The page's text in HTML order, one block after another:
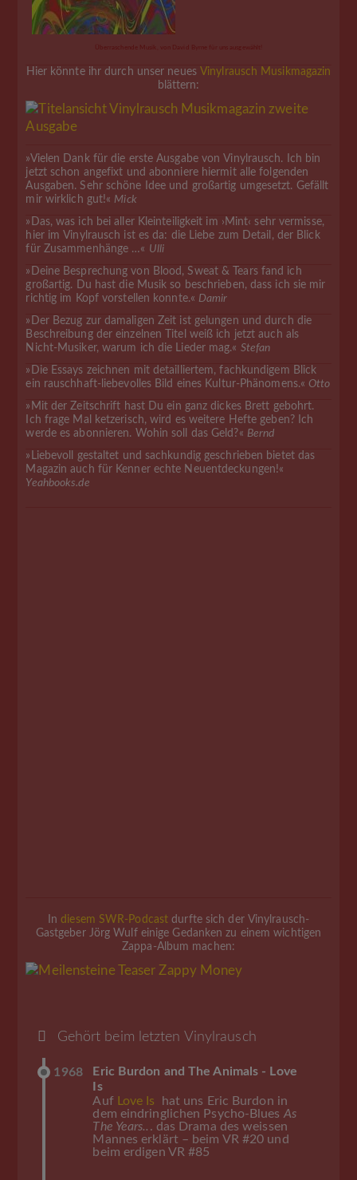
Hier könnte ihr durch unser neues Vinylrausch Musikmagazin
blättern:
»Vielen Dank für die erste Ausgabe von Vinylrausch. Ich bin
jetzt schon angefixt und abonniere hiermit alle folgenden
Ausgaben. Sehr schöne Idee und großartig umgesetzt. Gefällt
mir wirklich gut!« Mick
»Das, was ich bei aller Kleinteiligkeit im ›Mint‹ sehr vermisse,
hier im Vinylrausch ist es da: die Liebe zum Detail, der Blick
für Zusammenhänge …« Ulli
»Deine Besprechung von Blood, Sweat & Tears fand ich
großartig. Du hast die Musik so beschrieben, dass ich sie mir
richtig im Kopf vorstellen konnte.« Damir
»Der Bezug zur damaligen Zeit ist gelungen und durch die
Beschreibung der einzelnen Titel weiß ich jetzt auch als
Nicht-Musiker, warum ich die Lieder mag.« Stefan
»Die Essays zeichnen mit detailliertem, fachkundigem Blick
ein rauschhaft-liebevolles Bild eines Kultur-Phänomens.« Otto
»Mit der Zeitschrift hast Du ein ganz dickes Brett gebohrt.
Ich frage Mal ketzerisch, wird es weitere Hefte geben? Ich
werde es abonnieren. Wohin soll das Geld?« Bernd
»Liebevoll gestaltet und sachkundig geschrieben bietet das
Magazin auch für Kenner echte Neuentdeckungen!«
Yeahbooks.de
In diesem SWR-Podcast durfte sich der Vinylrausch-
Gastgeber Jörg Wulf einige Gedanken zu einem wichtigen
Zappa-Album machen:
Gehört beim letzten Vinylrausch
1968
Eric Burdon and The Animals - Love
Is
Auf
Love Is hat uns Eric Burdon in
dem eindringlichen Psycho-Blues As
The Years.. . das Drama des weissen
Mannes erklärt – beim VR #20 und
beim erdigen VR #85